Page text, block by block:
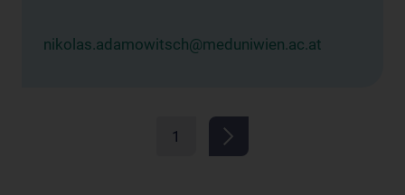
nikolas.adamowitsch@meduniwien.ac.at
1